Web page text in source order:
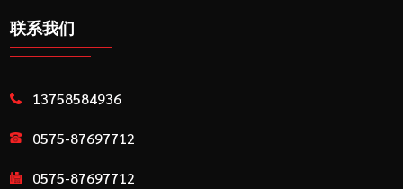
联系我们
13758584936
0575-87697712
0575-87697712